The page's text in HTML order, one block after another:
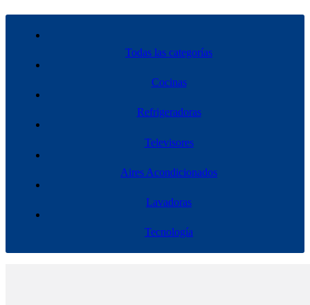
Todas las categorías
Cocinas
Refrigeradoras
Televisores
Aires Acondicionados
Lavadoras
Tecnología